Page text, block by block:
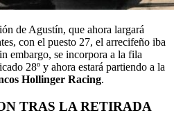
de Agustín, que ahora largará
con el puesto 27, el arrecifeño iba
embargo, se incorpora a la fila
28º y ahora estará partiendo a la
Hollinger Racing.
TRAS LA RETIRADA